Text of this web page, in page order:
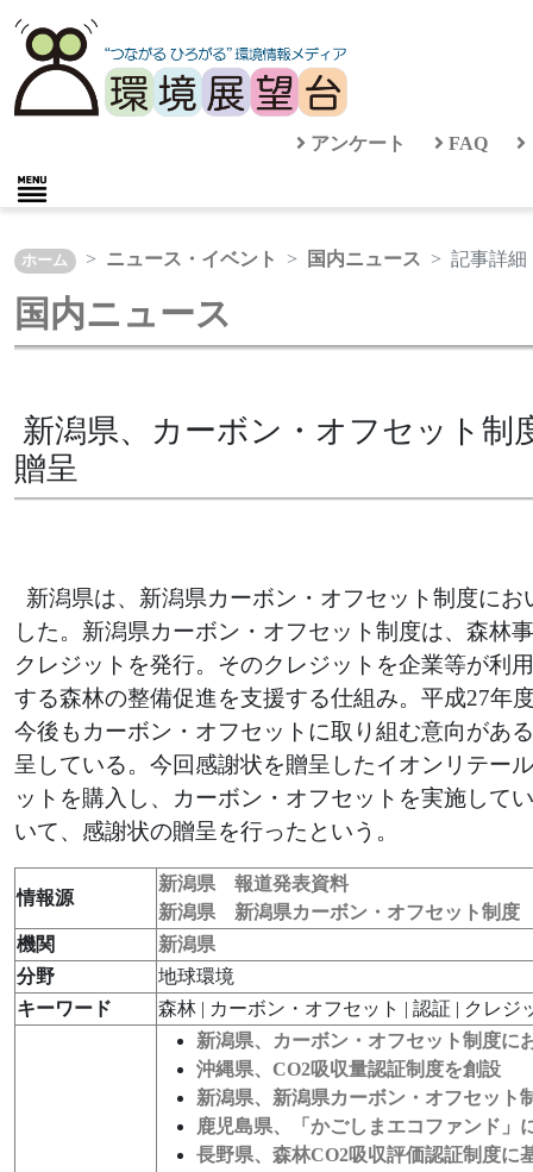
アンケート FAQ
ホーム ニュース・イベント 国内ニュース 記事詳細
国内ニュース
新潟県、カーボン・オフセット
贈呈
新潟県は、新潟県カーボン・オフセット制度に
した。新潟県カーボン・オフセット制度は、森林
クレジットを発行。そのクレジットを企業等が利
する森林の整備促進を支援する仕組み。平成27年
今後もカーボン・オフセットに取り組む意向があ
呈している。今回感謝状を贈呈したイオンリテー
ットを購入し、カーボン・オフセットを実施して
いて、感謝状の贈呈を行ったという。
情報源
新潟県 報道発表資料
新潟県 新潟県カーボン・オフセット制度
機関
新潟県
分野
地球環境
キーワード
森林 | カーボン・オフセット | 認証 | クレジ
新潟県、カーボン・オフセット制度に
沖縄県、CO2吸収量認証制度を創設
新潟県、新潟県カーボン・オフセット
鹿児島県、「かごしまエコファンド」
長野県、森林CO2吸収評価認証制度に